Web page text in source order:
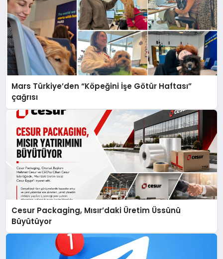
Mars Türkiye’den “Köpeğini İşe Götür Haftası”
çağrısı
Cesur Packaging, Mısır’daki Üretim Üssünü
Büyütüyor